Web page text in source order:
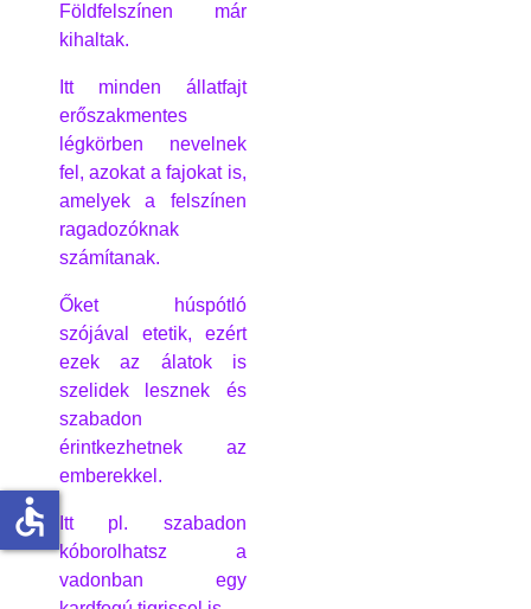
Földfelszínen már
kihaltak.
Itt minden állatfajt
erőszakmentes
légkörben nevelnek
fel, azokat a fajokat is,
amelyek a felszínen
ragadozóknak
számítanak.
Őket húspótló
szójával etetik, ezért
ezek az álatok is
szelidek lesznek és
szabadon
érintkezhetnek az
emberekkel.
Itt pl. szabadon
kóborolhatsz a
vadonban egy
accessible